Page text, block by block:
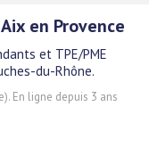
en Provence
et TPE/PME
du-Rhône.
En ligne depuis 3 ans